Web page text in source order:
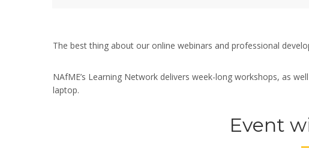
The best thing about our online webinars and professional
NAfME’s Learning Network delivers week-long workshops, as
laptop.
Event